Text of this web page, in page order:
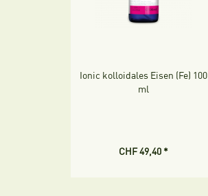
Ionic kolloidales Eisen (Fe) 100
ml
CHF 49,40 *